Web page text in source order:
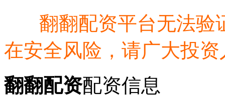
翻翻配资平台无法验
在安全风险，请广大投
翻翻配资配资信息